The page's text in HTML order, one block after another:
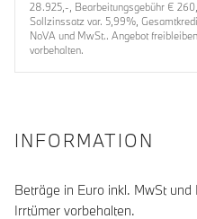
28.925,-, Bearbeitungsgebühr €
Sollzinssatz var. 5,99%,
NoVA und MwSt.. Angebot
vorbehalten.
INFORMATION
Beträge in Euro inkl. MwSt
Irrtümer vorbehalten.